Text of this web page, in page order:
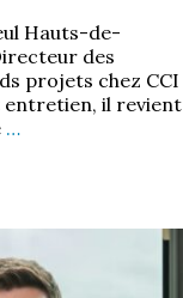
Hauts-de-
des
projets chez CCI
entretien, il revient
…